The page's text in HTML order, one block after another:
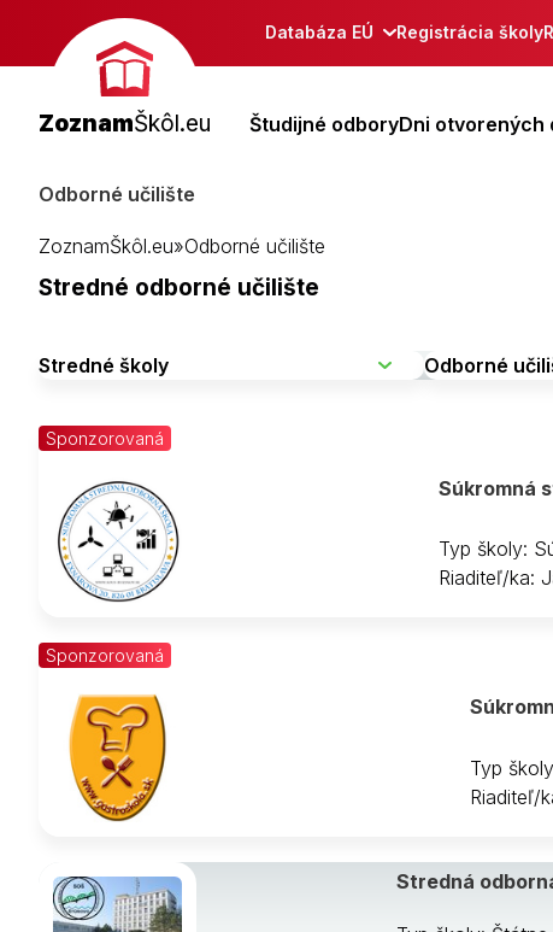
Databáza EÚ Registrácia školy
ZoznamŠkôl.eu Študijné odboryDni otvorených
Odborné učilište
ZoznamŠkôl.eu»Odborné učilište
Stredné odborné učilište
Sponzorovaná
Súkromná
Typ školy:
Riaditeľ/ka:
Sponzorovaná
Typ
Riaditeľ/
Stredná